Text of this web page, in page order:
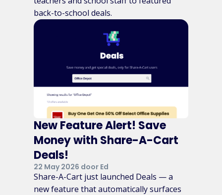
back-to-school deals.
New Feature Alert! Save
Money with Share-A-Cart
Deals!
22 May 2026 door Ed
Share-A-Cart just launched Deals — a
new feature that automatically surfaces